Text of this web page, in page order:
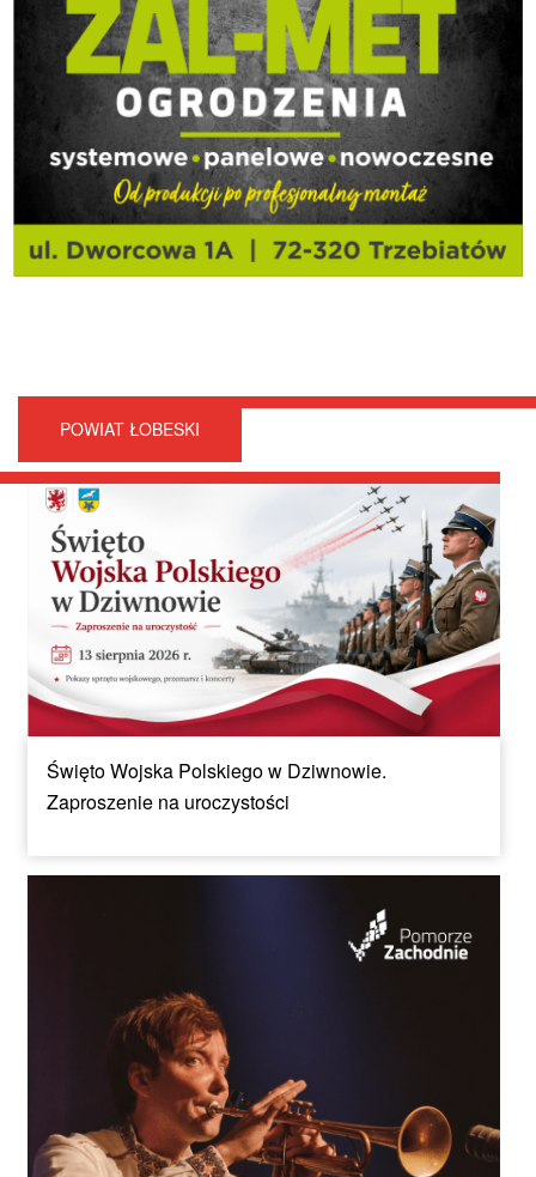
POWIAT ŁOBESKI
Święto Wojska Polskiego w Dziwnowie.
Zaproszenie na uroczystości